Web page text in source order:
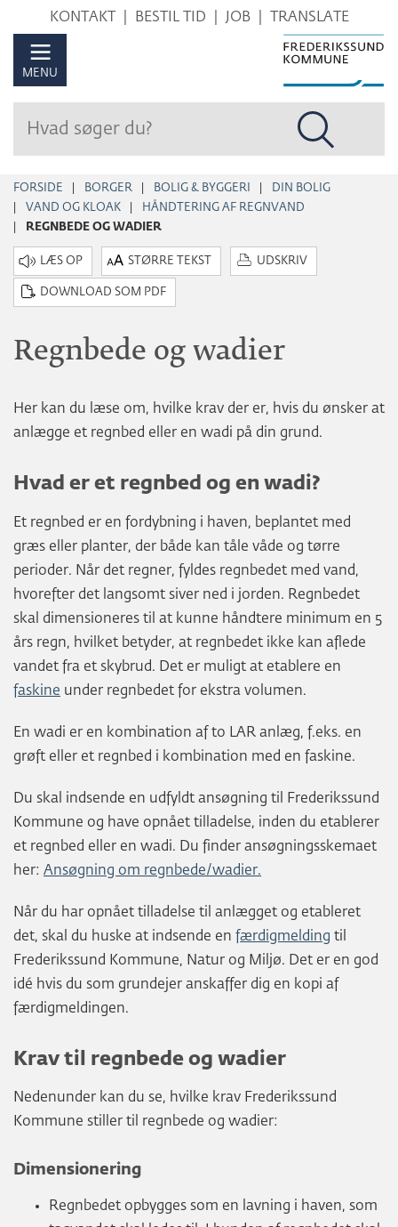
Hop
KONTAKT BESTIL TID JOB TRANSLATE
MENU
FORSIDE BORGER BOLIG & BYGGERI
DIN BOLIG
VAND OG KLOAK
HÅNDTERING AF REGNVAND
REGNBEDE OG WADIER
STØRRE TEKST UDSKRIV
DOWNLOAD SOM PDF
Regnbede og wadier
Her kan du læse om, hvilke krav der er, hvis du ønsker at
anlægge et regnbed eller en wadi på din grund.
Hvad er et regnbed og en wadi?
Et regnbed er en fordybning i haven, beplantet med
græs eller planter, der både kan tåle våde og tørre
perioder. Når det regner, fyldes regnbedet med vand,
hvorefter det langsomt siver ned i jorden. Regnbedet
skal dimensioneres til at kunne håndtere minimum en 5
års regn, hvilket betyder, at regnbedet ikke kan aflede
vandet fra et skybrud. Det er muligt at etablere en
faskine under regnbedet for ekstra volumen.
En wadi er en kombination af to LAR anlæg, f.eks. en
grøft eller et regnbed i kombination med en faskine.
Du skal indsende en udfyldt ansøgning til Frederikssund
Kommune og have opnået tilladelse, inden du etablerer
et regnbed eller en wadi. Du finder ansøgningsskemaet
her: Ansøgning om regnbede/wadier.
Når du har opnået tilladelse til anlægget og etableret
det, skal du huske at indsende en færdigmelding til
Frederikssund Kommune, Natur og Miljø. Det er en god
idé hvis du som grundejer anskaffer dig en kopi af
færdigmeldingen.
Krav til regnbede og wadier
Nedenunder kan du se, hvilke krav Frederikssund
Kommune stiller til regnbede og wadier:
Dimensionering
Regnbedet opbygges som en lavning i haven, som